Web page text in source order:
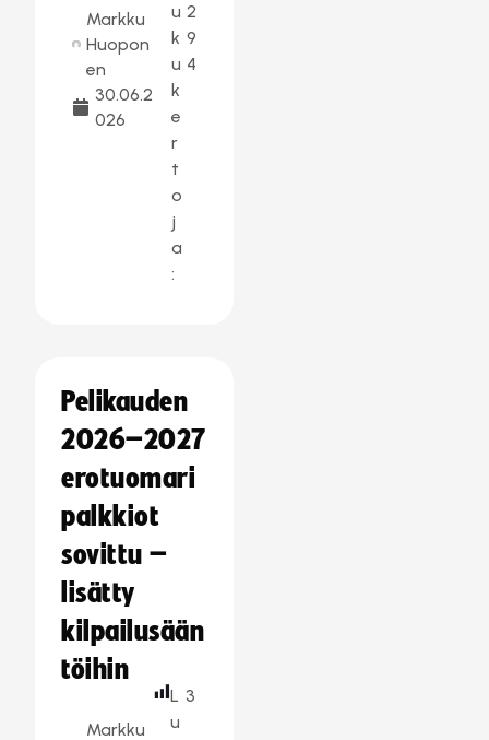
Markku
Huopon
en
30.06.2
026
u
k
u
k
e
r
t
o
j
a
:
2
9
4
Pelikauden
2026–2027
erotuomari
palkkiot
sovittu –
lisätty
kilpailusään
töihin
Markku
L
u
3